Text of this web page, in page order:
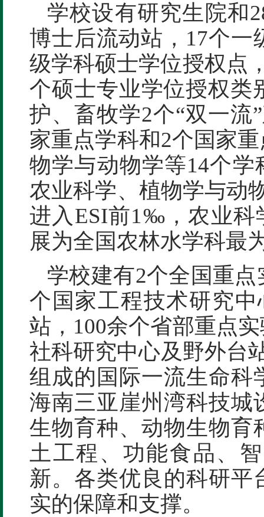
学校设有研究生院和
博士后流动站，17个一
级学科硕士学位授权点
个硕士专业学位授权类
护、畜牧学2个“双一流
家重点学科和2个国家
物学与动物学等14个学
农业科学、植物学与动
进入ESI前1‰，农业科
展为全国农林水学科最
学校建有2个全国重
个国家工程技术研究
站，100余个省部重点
社科研究中心及野外台
组成的国际一流生命科
海南三亚崖州湾科技城
生物育种、动物生物育
土工程、功能食品、
新。各类优良的科研平
实的保障和支撑。